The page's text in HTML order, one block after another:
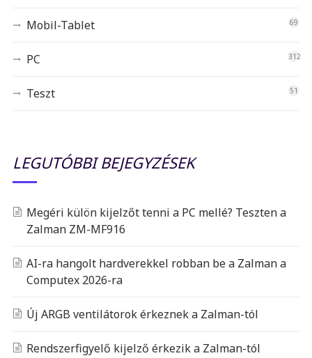
Mobil-Tablet 69
PC 312
Teszt 51
LEGUTÓBBI BEJEGYZÉSEK
Megéri külön kijelzőt tenni a PC mellé? Teszten a
Zalman ZM-MF916
AI-ra hangolt hardverekkel robban be a Zalman a
Computex 2026-ra
Új ARGB ventilátorok érkeznek a Zalman-tól
Rendszerfigyelő kijelző érkezik a Zalman-tól